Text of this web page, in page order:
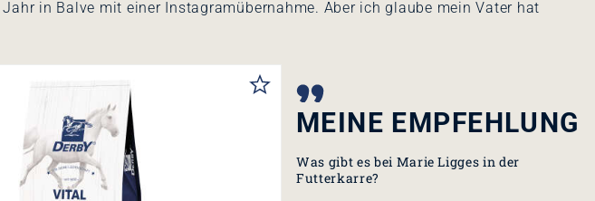
in Balve mit einer Instagramübernahme. Aber ich glaube mein Vater hat
MEINE EMPFEHLUNG
Was gibt es bei Marie Ligges in der
Futterkarre?